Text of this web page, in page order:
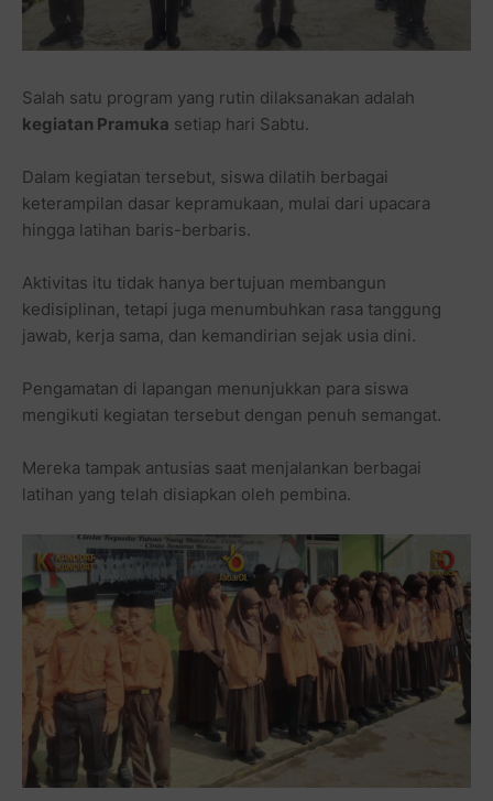
Salah satu program yang rutin dilaksanakan adalah
kegiatan Pramuka setiap hari Sabtu.
Dalam kegiatan tersebut, siswa dilatih berbagai
keterampilan dasar kepramukaan, mulai dari upacara
hingga latihan baris-berbaris.
Aktivitas itu tidak hanya bertujuan membangun
kedisiplinan, tetapi juga menumbuhkan rasa tanggung
jawab, kerja sama, dan kemandirian sejak usia dini.
Pengamatan di lapangan menunjukkan para siswa
mengikuti kegiatan tersebut dengan penuh semangat.
Mereka tampak antusias saat menjalankan berbagai
latihan yang telah disiapkan oleh pembina.